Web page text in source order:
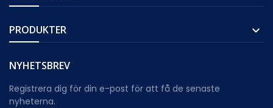
PRODUKTER 
NYHETSBREV
Registrera dig för din e-post för att få de senaste
nyheterna.